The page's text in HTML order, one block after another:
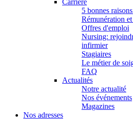
Carrière
5 bonnes
Rémunération
Offres d'emploi
Nursing:
infirmier
Stagiaires
Le métier de
FAQ
Actualités
Notre actualité
Nos événements
Magazines
Nos adresses